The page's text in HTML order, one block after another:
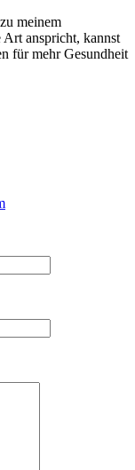
meinem
anspricht, kannst
für mehr Gesundheit